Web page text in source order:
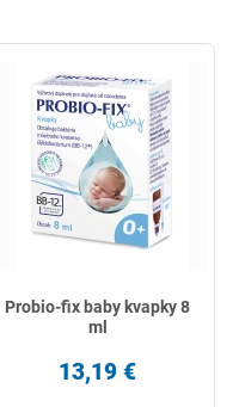
Probio-fix baby kvapky 8
ml
13,19 €